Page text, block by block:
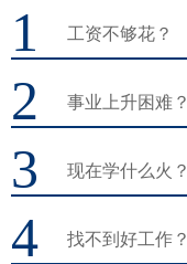
1 工资不够花？
2 事业上升困难？
3 现在学什么火？
4 找不到好工作？